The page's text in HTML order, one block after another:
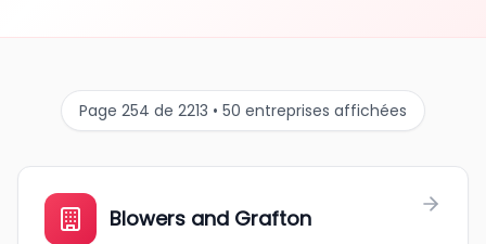
Page 254 de 2213 • 50 entreprises affichées
Blowers and Grafton